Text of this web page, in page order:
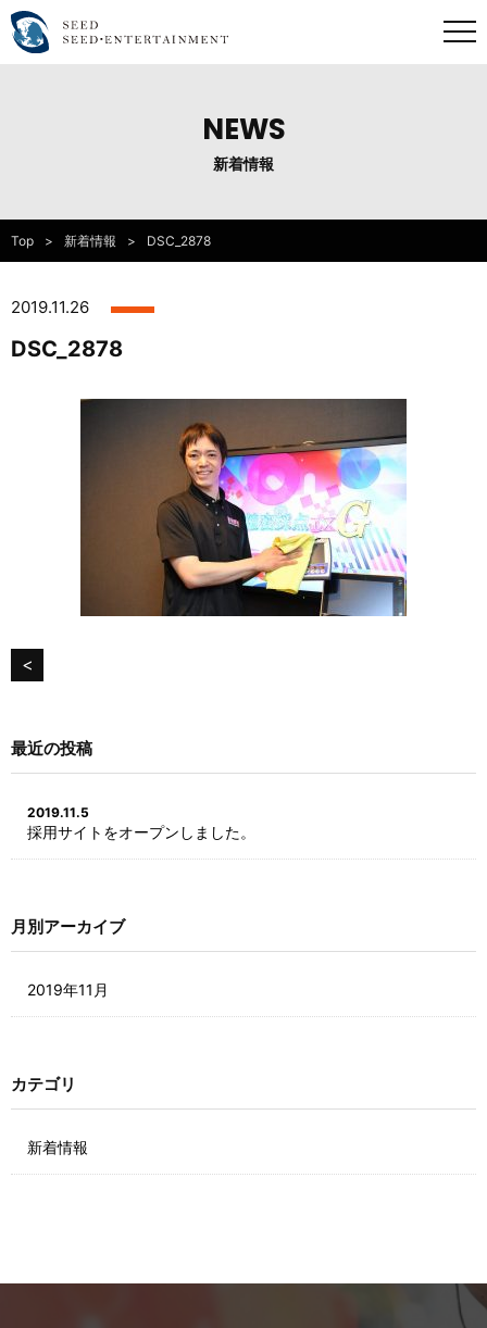
NEWS
新着情報
Top 新着情報 DSC_2878
2019.11.26
DSC_2878
<
最近の投稿
2019.11.5
採用サイトをオープンしました。
月別アーカイブ
2019年11月
カテゴリ
新着情報